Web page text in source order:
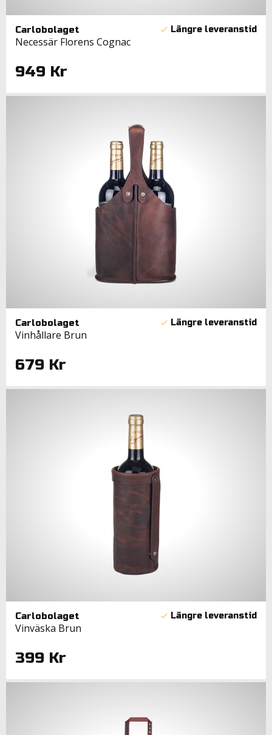
Carlobolaget
Necessär Florens Cognac
949 Kr
Carlobolaget
Vinhållare Brun
679 Kr
Carlobolaget
Vinväska Brun
399 Kr